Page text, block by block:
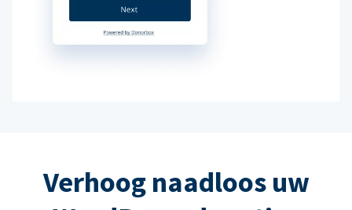
Verhoog naadloos uw